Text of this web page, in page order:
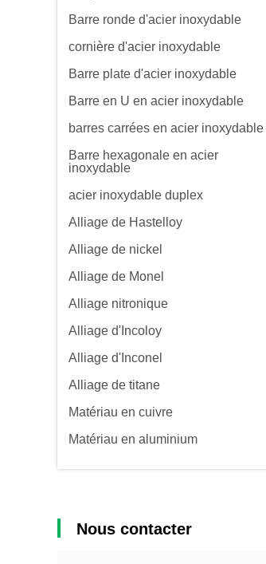
Barre ronde d'acier inoxydable
cornière d'acier inoxydable
Barre plate d'acier inoxydable
Barre en U en acier inoxydable
barres carrées en acier inoxydable
Barre hexagonale en acier
inoxydable
acier inoxydable duplex
Alliage de Hastelloy
Alliage de nickel
Alliage de Monel
Alliage nitronique
Alliage d'Incoloy
Alliage d'Inconel
Alliage de titane
Matériau en cuivre
Matériau en aluminium
Nous contacter